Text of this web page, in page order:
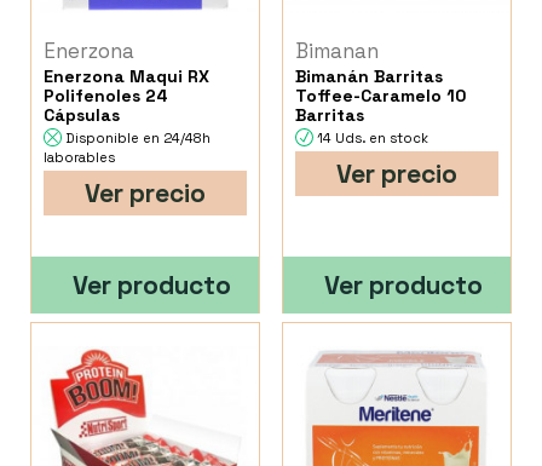
Enerzona
Enerzona Maqui RX
Polifenoles 24
Cápsulas
Disponible en 24/48h
laborables
Ver precio
Ver producto
Bimanan
Bimanán Barritas
Toffee-Caramelo 10
Barritas
14 Uds. en stock
Ver precio
Ver producto